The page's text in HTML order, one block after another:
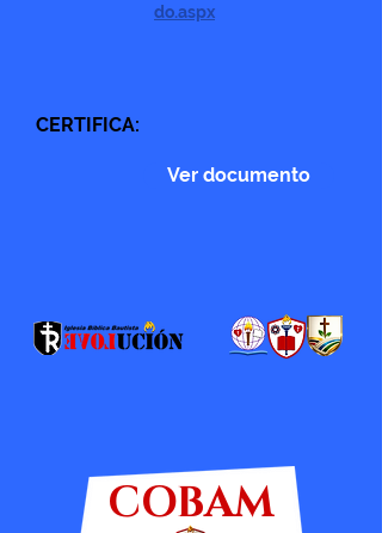
CERTIFICA:
do.aspx
Ver documento
COBAM